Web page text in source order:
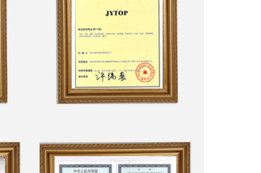
Certificado de la marca
registrada JYTOP